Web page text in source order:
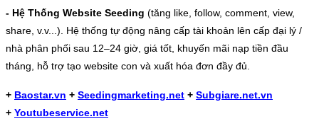
- Hệ Thống Website Seeding (tăng like, follow, comment, view,
share, v.v...). Hệ thống tự động nâng cấp tài khoản lên cấp đại lý /
nhà phân phối sau 12–24 giờ, giá tốt, khuyến mãi nạp tiền đầu
tháng, hỗ trợ tạo website con và xuất hóa đơn đầy đủ.
+ Baostar.vn + Seedingmarketing.net + Subgiare.net.vn
+ Youtubeservice.net